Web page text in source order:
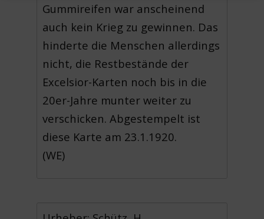
Gummireifen war anscheinend
auch kein Krieg zu gewinnen. Das
hinderte die Menschen allerdings
nicht, die Restbestände der
Excelsior-Karten noch bis in die
20er-Jahre munter weiter zu
verschicken. Abgestempelt ist
diese Karte am 23.1.1920.
(WE)